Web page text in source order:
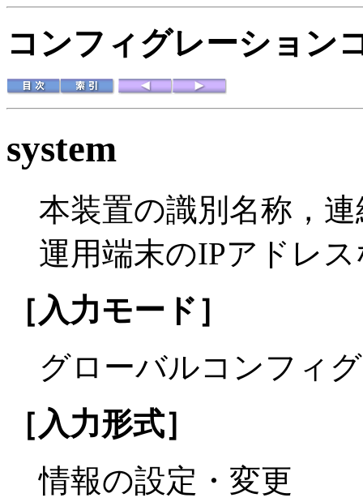
コンフィグレーション
system
本装置の識別名称，
運用端末のIPアドレ
［入力モード］
グローバルコンフィ
［入力形式］
情報の設定・変更